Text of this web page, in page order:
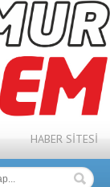
HABER SİTESİ